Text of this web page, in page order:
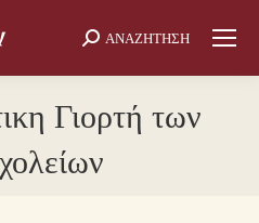
Search:
ΑΝΑΖΗΤΗΣΗ
Γιορτή των